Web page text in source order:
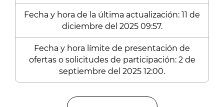
Fecha y hora de la última actualización: 11 de
diciembre del 2025 09:57.
Fecha y hora límite de presentación de
ofertas o solicitudes de participación: 2 de
septiembre del 2025 12:00.